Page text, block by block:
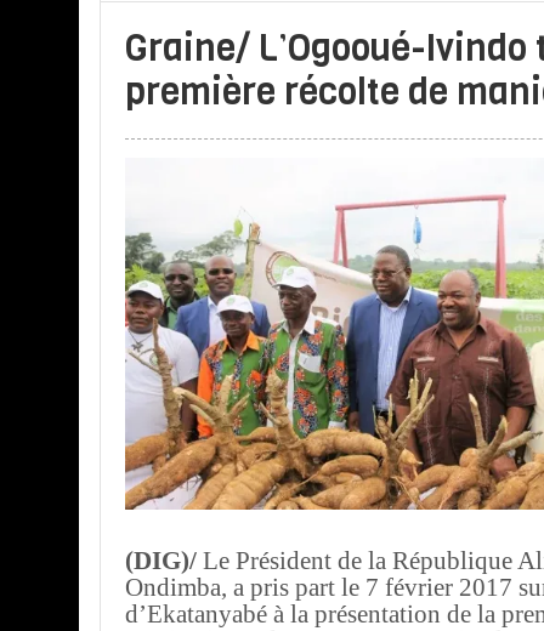
Graine/ L’Ogooué-
première récolte de
(DIG)/ Le Président de la République
Ondimba, a pris part le 7 février 2017
d’Ekatanyabé à la présentation de la